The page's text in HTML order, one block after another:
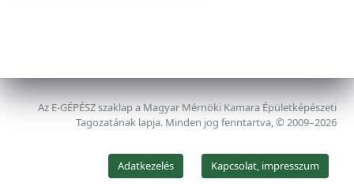
Az E-GÉPÉSZ szaklap a Magyar Mérnöki Kamara Épületképészeti
Tagozatának lapja. Minden jog fenntartva, © 2009–2026
Adatkezelés Kapcsolat, impresszum